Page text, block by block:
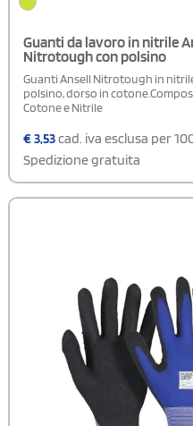
Guanti da lavoro in nitrile
Nitrotough con polsino
Guanti Ansell Nitrotough in
polsino, dorso in
Cotone e Nitrile
€3,53cad. iva esclusa per
Spedizione gratuita